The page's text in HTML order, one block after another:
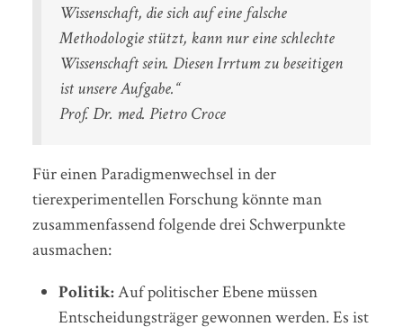
Wissenschaft, die sich auf eine falsche
Methodologie stützt, kann nur eine schlechte
Wissenschaft sein. Diesen Irrtum zu beseitigen
ist unsere Aufgabe.“
Prof. Dr. med. Pietro Croce
Für einen Paradigmenwechsel in der
tierexperimentellen Forschung könnte man
zusammenfassend folgende drei Schwerpunkte
ausmachen:
Politik:Auf politischer Ebene müssen
Entscheidungsträger gewonnen werden. Es ist